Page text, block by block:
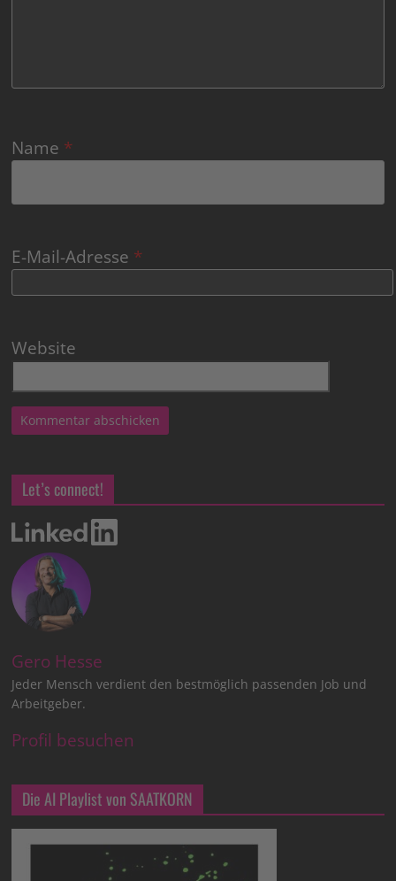
Name *
E-Mail-Adresse *
Website
Let’s connect!
Gero Hesse
Jeder Mensch verdient den bestmöglich passenden Job und
Arbeitgeber.
Profil besuchen
Die AI Playlist von SAATKORN